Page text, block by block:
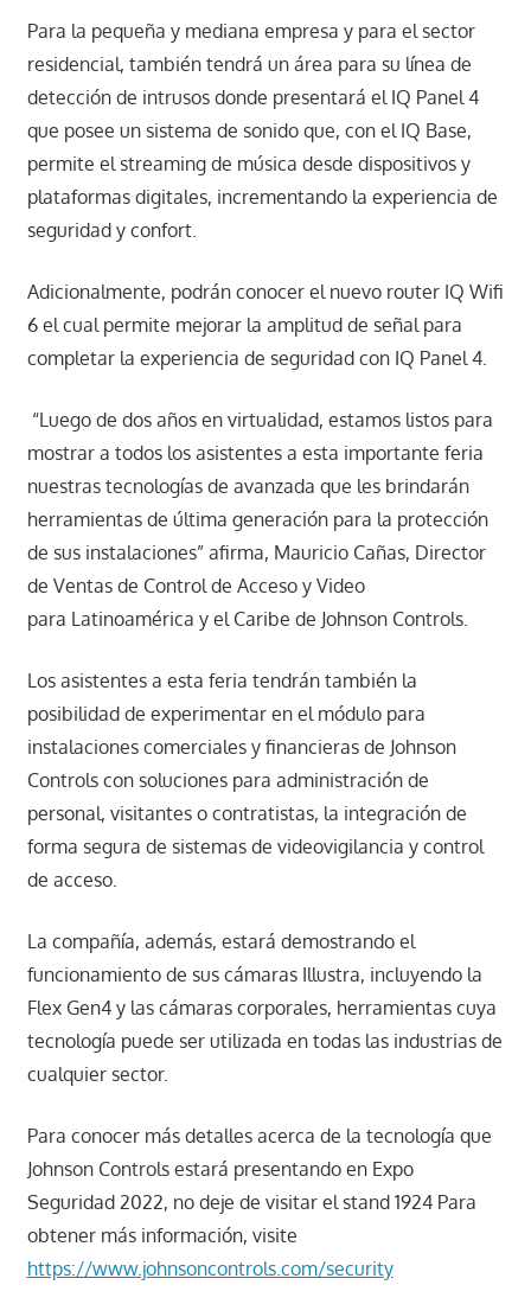
Para la pequeña y mediana empresa y para el sector
residencial, también tendrá un área para su línea de
detección de intrusos donde presentará el IQ Panel 4
que posee un sistema de sonido que, con el IQ Base,
permite el streaming de música desde dispositivos y
plataformas digitales, incrementando la experiencia de
seguridad y confort.
Adicionalmente, podrán conocer el nuevo router IQ Wifi
6 el cual permite mejorar la amplitud de señal para
completar la experiencia de seguridad con IQ Panel 4.
“Luego de dos años en virtualidad, estamos listos para
mostrar a todos los asistentes a esta importante feria
nuestras tecnologías de avanzada que les brindarán
herramientas de última generación para la protección
de sus instalaciones” afirma, Mauricio Cañas, Director
de Ventas de Control de Acceso y Video
para Latinoamérica y el Caribe de Johnson Controls.
Los asistentes a esta feria tendrán también la
posibilidad de experimentar en el módulo para
instalaciones comerciales y financieras de Johnson
Controls con soluciones para administración de
personal, visitantes o contratistas, la integración de
forma segura de sistemas de videovigilancia y control
de acceso.
La compañía, además, estará demostrando el
funcionamiento de sus cámaras Illustra, incluyendo la
Flex Gen4 y las cámaras corporales, herramientas cuya
tecnología puede ser utilizada en todas las industrias de
cualquier sector.
Para conocer más detalles acerca de la tecnología que
Johnson Controls estará presentando en Expo
Seguridad 2022, no deje de visitar el stand 1924 Para
obtener más información, visite
https://www.johnsoncontrols.com/security